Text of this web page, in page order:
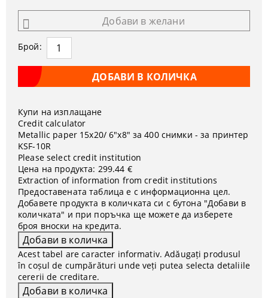
Добави в желани
Брой:
Купи на изплащане
Credit calculator
Metallic paper 15x20/ 6"x8" за 400 снимки - за принтер
KSF-10R
Please select credit institution
Цена на продукта: 299.44 €
Extraction of information from credit institutions
Предоставената таблица е с информационна цел.
Добавете продукта в количката си с бутона "Добави в
количката" и при поръчка ще можете да изберете
броя вноски на кредита.
Acest tabel are caracter informativ. Adăugați produsul
în coșul de cumpărături unde veți putea selecta detaliile
cererii de creditare.